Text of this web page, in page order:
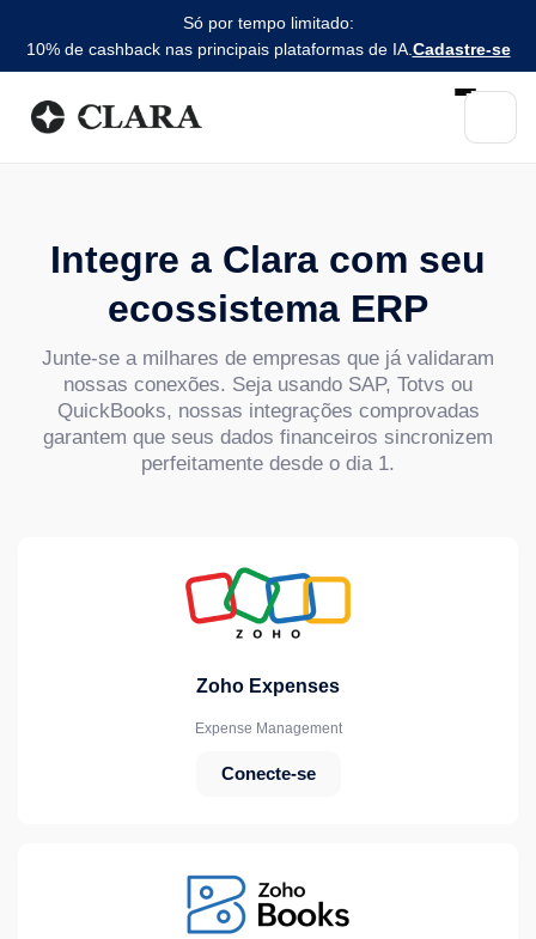
Só por tempo limitado:
10% de cashback nas principais plataformas de IA. Cadastre-se
Integre a Clara com seu
ecossistema ERP
Junte-se a milhares de empresas que já validaram
nossas conexões. Seja usando SAP, Totvs ou
QuickBooks, nossas integrações comprovadas
garantem que seus dados financeiros sincronizem
perfeitamente desde o dia 1.
Zoho Expenses
Expense Management
Conecte-se